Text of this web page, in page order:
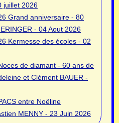
juillet 2026
Grand anniversaire - 80
- 04 Aout 2026
Kermesse des écoles - 02
de diamant - 60 ans de
et Clément BAUER -
entre Noëline
MENNY - 23 Juin 2026